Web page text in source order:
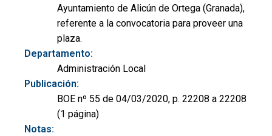
Ayuntamiento de Alicún de Ortega (Granada),
referente a la convocatoria para proveer una
plaza.
Departamento:
Administración Local
Publicación:
BOE nº 55 de 04/03/2020, p. 22208 a 22208
(1 página)
Notas: